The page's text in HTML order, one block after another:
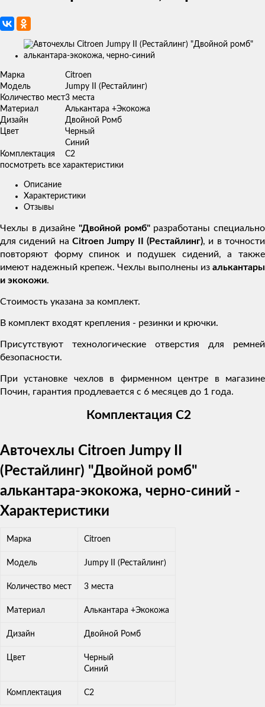
Изображения
Марка
Citroen
Модель
Jumpy II (Рестайлинг)
Количество мест3 места
Материал
Алькантара +Экокожа
Дизайн
Двойной Ромб
Цвет
Черный
Синий
Комплектация
C2
посмотреть все характеристики
Описание
Характеристики
Отзывы
Чехлы в дизайне "Двойной ромб"разработаны специально
для сидений на Citroen Jumpy II (Рестайлинг), и в точности
повторяют форму спинок и подушек сидений, а также
имеют надежный крепеж. Чехлы выполнены из алькантары
и экокожи.
Стоимость указана за комплект.
В комплект входят крепления - резинки и крючки.
Присутствуют технологические отверстия для ремней
безопасности.
При установке чехлов в фирменном центре в магазине
Почин, гарантия продлевается с 6 месяцев до 1 года.
Комплектация C2
Авточехлы Citroen Jumpy II
(Рестайлинг) "Двойной ромб"
алькантара-экокожа, черно-синий -
Характеристики
Марка Citroen
Модель Jumpy II (Рестайлинг)
Количество мест 3 места
Материал Алькантара +Экокожа
Дизайн Двойной Ромб
Цвет
Черный
Синий
Комплектация C2